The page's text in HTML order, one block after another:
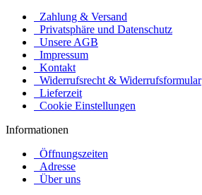
Zahlung & Versand
Privatsphäre und Datenschutz
Unsere AGB
Impressum
Kontakt
Widerrufsrecht & Widerrufsformular
Lieferzeit
Cookie Einstellungen
Informationen
Öffnungszeiten
Adresse
Über uns